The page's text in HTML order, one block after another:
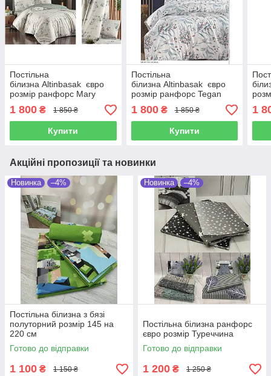
Постільна
білизна Altinbasak євро
розмір ранфорс Mary
1 800 ₴ 1 850 ₴
Купити
Постільна
білизна Altinbasak євро
розмір ранфорс Tegan
mink
1 800₴ 1 850 ₴
Купити
1
Акційні пропозиції та новинки
Новинка –4%
Постільна білизна з бязі
полуторний розмір 145 на
220 см
Готово до відправки
1 100 ₴ 1 150 ₴
Новинка –4%
Постільна білизна ранфорс
євро розмір Туреччина
Готово до відправки
1 200 ₴ 1 250 ₴